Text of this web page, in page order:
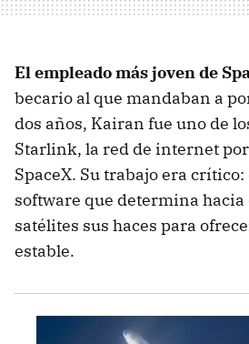
El empleado más joven de
becario al que mandaban a
dos años, Kairan fue uno de
Starlink, la red de internet
SpaceX. Su trabajo era
software que determina
satélites sus haces para
estable.